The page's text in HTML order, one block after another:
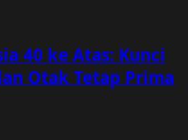
40 ke Atas: Kunci
Otak Tetap Prima